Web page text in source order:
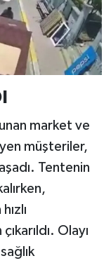
market ve
müşteriler,
Tentenin
Olayı